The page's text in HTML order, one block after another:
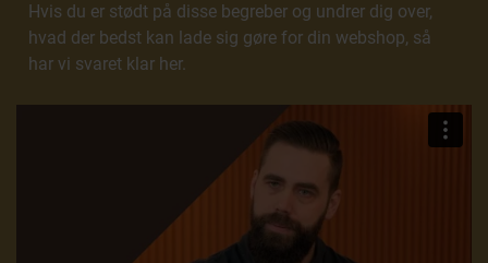
Hvis du er stødt på disse begreber og undrer dig over,
hvad der bedst kan lade sig gøre for din webshop, så
har vi svaret klar her.